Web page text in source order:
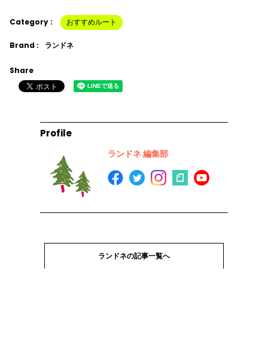
Category : おすすめルート
Brand : ランドネ
Share
Profile
ランドネ 編集部
ランドネの記事一覧へ